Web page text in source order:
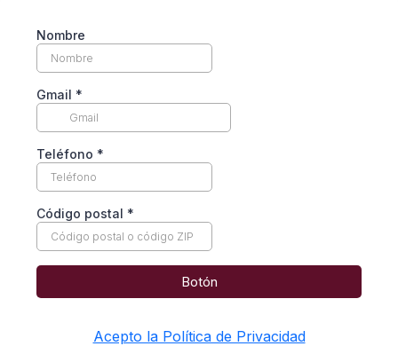
Nombre
Gmail *
Teléfono *
Código postal *
Botón
Acepto la Política de Privacidad